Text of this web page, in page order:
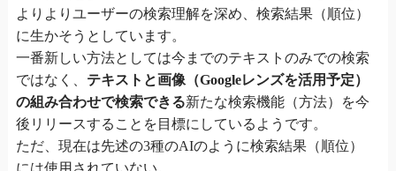
よりよりユーザーの検索理解を深め、検索結果（順位）
に生かそうとしています。
一番新しい方法としては今までのテキストのみでの検索
ではなく、 テキストと画像（Googleレンズを活用予定）
の組み合わせで検索できる新たな検索機能（方法）を今
後リリースすることを目標にしているようです。
ただ、現在は先述の3種のAIのように検索結果（順位）
には使用されていない。